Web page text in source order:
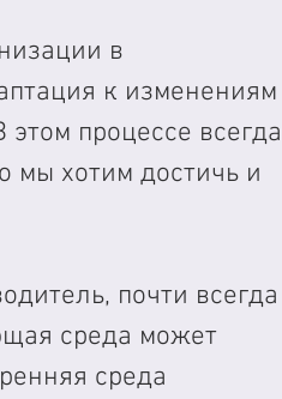
в
к изменениям
процессе всегда
мы хотим достичь и
почти всегда
среда может
среда